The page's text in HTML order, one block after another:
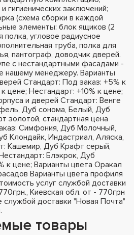
гигиенических заключений;
(схема сборки в каждой
элементы: блок ящиков (2
полка, угловое радиусное
труба, полка для
пантограф, доводчик дверей.
с нестандартными фасадами -
нашему менеджеру. Варианты
Стандарт: Под заказ: +5% к
цене; Нестандарт: +10% к цене;
и дверей Стандарт: Венге
Дуб сонома, Белый, Дуб
золотой, стандартная цена
Симфония, Дуб Молочный,
Клондайк, Индастриал, Аляска,
Кашемир, Дуб Крафт серый,
Блэкрок, Дуб
к цене; Варианты цвета Оракал
Варианты цвета профиля
услуг службой доставки
Киевская обл. от - 770грн
службой доставки "Новая Почта"
товары